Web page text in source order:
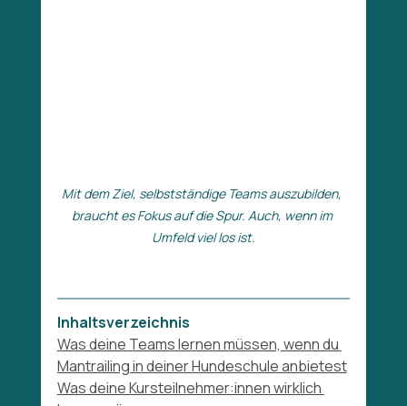
Mit dem Ziel, selbstständige Teams auszubilden,
braucht es Fokus auf die Spur. Auch, wenn im
Umfeld viel los ist.
Inhaltsverzeichnis
Was deine Teams lernen müssen, wenn du
Mantrailing in deiner Hundeschule anbietest
Was deine Kursteilnehmer:innen wirklich